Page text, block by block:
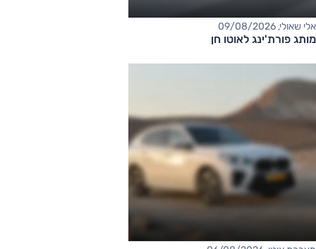
אלי שאולי, 09/08/2026
מותג פורת'ינג לאוטו חן